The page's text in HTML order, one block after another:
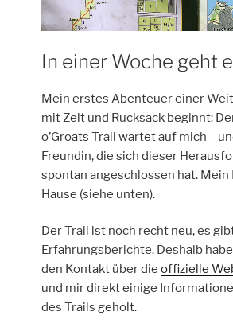
In einer Woche geht
Mein erstes Abenteuer einer
mit Zelt und Rucksack beginnt:
o’Groats Trail wartet auf mich –
Freundin, die sich dieser
spontan angeschlossen hat. Mein
Hause (siehe unten).
Der Trail ist noch recht neu, es
Erfahrungsberichte. Deshalb
den Kontakt über dieoffizielle
und mir direkt einige
des Trails geholt.